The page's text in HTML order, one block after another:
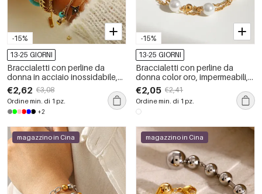
-15%
13-25 GIORNI
Braccialetti con perline da
donna in acciaio inossidabile,
impermeabili, color oro, con
pietre naturali e perline retrò
€2,62 €3,08
Ordine min. di 1 pz.
+2
-15%
13-25 GIORNI
Braccialetti con perline da
donna color oro, impermeabili,
in acciaio inossidabile, serie
lussuosa, 1 pezzo
€2,05 €2,41
Ordine min. di 1 pz.
magazzino in Cina magazzino in Cina